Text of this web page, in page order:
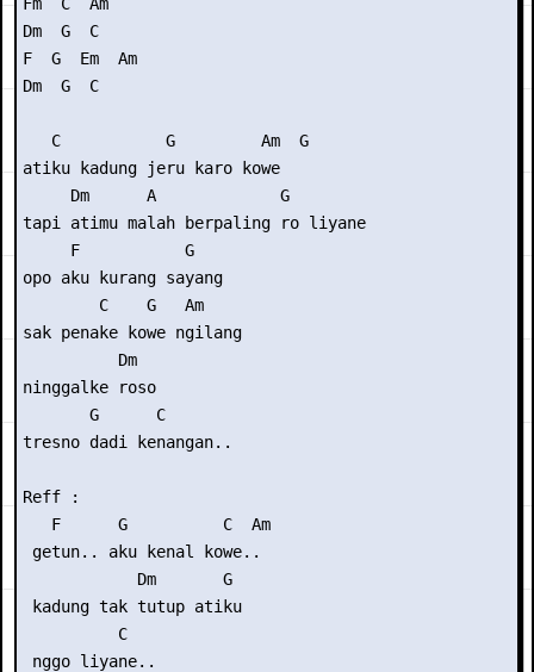
Dm  G  C
F  G  Em  Am
Dm  G  C
   C           G         Am  G
atiku kadung jeru karo kowe
     Dm      A             G
tapi atimu malah berpaling ro liyane
     F           G
opo aku kurang sayang
        C    G   Am
sak penake kowe ngilang
          Dm
ninggalke roso
       G      C
tresno dadi kenangan..
Reff :
   F      G          C  Am
getun.. aku kenal kowe..
            Dm       G
kadung tak tutup atiku
          C
nggo liyane..